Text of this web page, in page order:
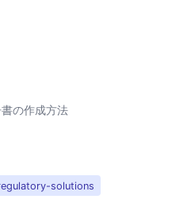
の作成方法
solutions